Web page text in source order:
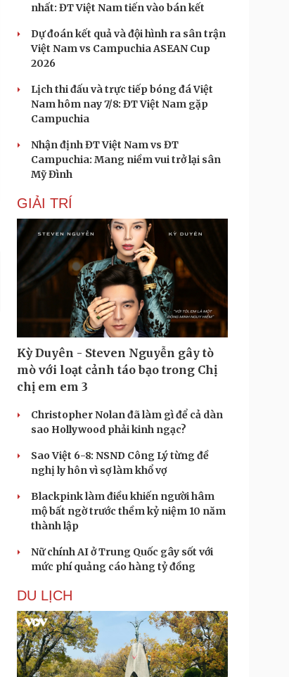
nhất: ĐT Việt Nam tiến vào bán kết
Dự đoán kết quả và đội hình ra sân trận
Việt Nam vs Campuchia ASEAN Cup
2026
Lịch thi đấu và trực tiếp bóng đá Việt
Nam hôm nay 7/8: ĐT Việt Nam gặp
Campuchia
Nhận định ĐT Việt Nam vs ĐT
Campuchia: Mang niềm vui trở lại sân
Mỹ Đình
GIẢI TRÍ
Kỳ Duyên - Steven Nguyễn gây tò
mò với loạt cảnh táo bạo trong Chị
chị em em 3
Christopher Nolan đã làm gì để cả dàn
sao Hollywood phải kinh ngạc?
Sao Việt 6-8: NSND Công Lý từng đề
nghị ly hôn vì sợ làm khổ vợ
Blackpink làm điều khiến người hâm
mộ bất ngờ trước thềm kỷ niệm 10 năm
thành lập
Nữ chính AI ở Trung Quốc gây sốt với
mức phí quảng cáo hàng tỷ đồng
DU LỊCH